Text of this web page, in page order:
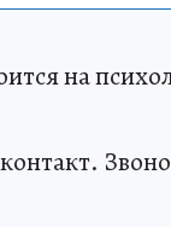
на